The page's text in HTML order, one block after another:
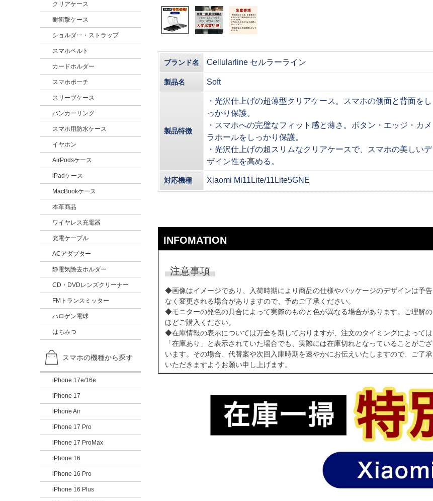
クリアケース
耐衝撃ケース
ショルダー・ストラップ
スマホベルト
カードホルダー
スマホポーチ
スリーブケース
バンカーリング
スマホ用防水ケース
イヤホン
AirPodsケース
iPadケース
MacBookケース
本革商品
ワイヤレス充電器
充電ケーブル
ACアダプター
静電気除去ホルダー
CD・DVDレンズクリーナー
FMトランスミッター
ハロゲン電球
はちみつ
スマホの機種から探す
iPhone 17e/16e
iPhone 17
iPhone Air
iPhone 17 Pro
iPhone 17 ProMax
iPhone 16
iPhone 16 Pro
iPhone 16 Plus
ブランド名 Cellularline セルラーライン
製品名 Soft
製品特徴
・光沢仕上げの超薄型クリアケース。スマホの側面と背面をし
っかり保護。
・スマホへの完璧なフィット感と薄さ。ボタン・エッジ・カメ
ラホールをしっかり保護。
・光沢仕上げの超スリムなクリアケースで、スマホの美しいデ
ザイン性を高める。
対応機種 Xiaomi Mi11Lite/11Lite5GNE
INFOMATION
注意事項
◆画像はイメージであり、入荷時期により商品の仕様やパッケージのデザインは予告
なく変更される場合がありますので、予めご了承ください。
◆モニターの発色の具合によって実際のものと色が異なる場合があります。ご理解の
ほどご購入ください。
◆在庫情報の表示については万全を期しておりますが、注文のタイミングによっては
「在庫あり」と表示されていた場合でも、実際には在庫切れとなっていることがござ
います。その場合、代替案や次回入庫時期を速やかにお伝えいたしますので、ご了承
いただきますようお願い申し上げます。